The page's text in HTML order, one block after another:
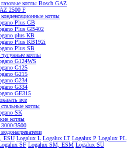
котлы Bosch GAZ
2500 F
котлы
Plus GB
Plus GB402
plus KB
Plus KB192i
Plus SB
котлы
G124WS
G125
G215
G234
G334
GE315
все
котлы
SK
котлы
3500
ESU Logalux L Logalux LT Logalux P Logalux PL
SF Logalux SM, ESM Logalux SU